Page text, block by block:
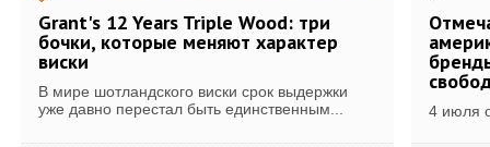
Grant's 12 Years Triple Wood: три
бочки, которые меняют характер
виски
В мире шотландского виски срок выдержки
уже давно перестал быть единственным...
4 июля